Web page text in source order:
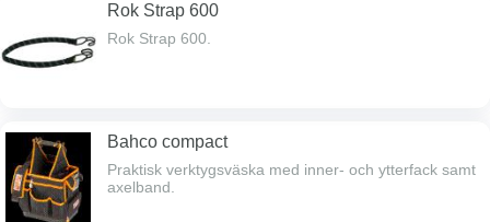
Rok Strap 600
Rok Strap 600.
Bahco compact
Praktisk verktygsväska med inner- och ytterfack samt
axelband.